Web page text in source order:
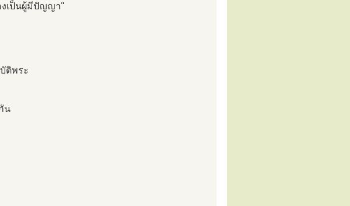
งเป็นผู้มีปัญญา"
ติพระ
น